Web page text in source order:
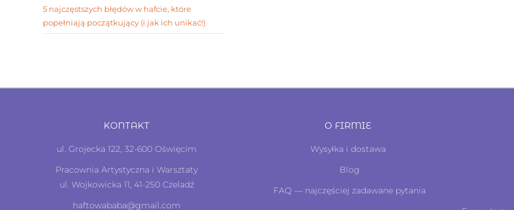
5 najczęstszych błędów w hafcie, które
popełniają początkujący (i jak ich unikać!)
KONTAKT
ul. Grojecka 122, 32-600 Oświęcim
Pracownia Artystyczna i Warsztaty
ul. Wojkowicka 11, 41-250 Czeladź
haftowababa@gmail.com
O FIRMIE
Wysyłka i dostawa
Blog
FAQ — najczęściej zadawane pytania